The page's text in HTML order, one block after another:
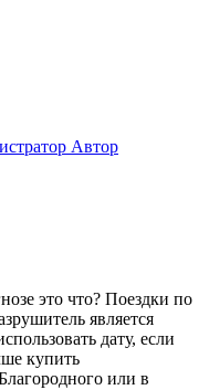
Автор
это что? Поездки по
является
дату, если
купить
или в